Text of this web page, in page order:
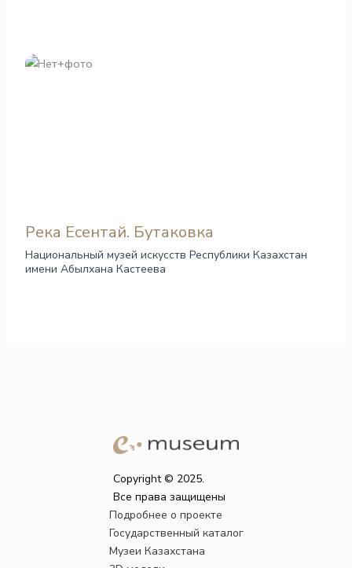
Река Есентай. Бутаковка
Национальный музей искусств Республики Казахстан
имени Абылхана Кастеева
Copyright © 2025.
Все права защищены
Подробнее о проекте
Государственный каталог
Музеи Казахстана